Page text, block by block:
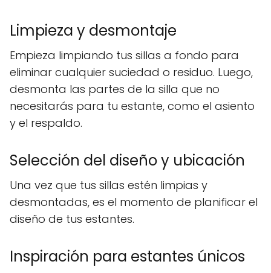
Limpieza y desmontaje
Empieza limpiando tus sillas a fondo para
eliminar cualquier suciedad o residuo. Luego,
desmonta las partes de la silla que no
necesitarás para tu estante, como el asiento
y el respaldo.
Selección del diseño y ubicación
Una vez que tus sillas estén limpias y
desmontadas, es el momento de planificar el
diseño de tus estantes.
Inspiración para estantes únicos